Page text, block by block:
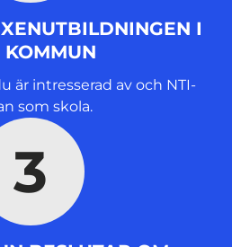
I
KOMMUN
är intresserad av och NTI-
som skola.
3